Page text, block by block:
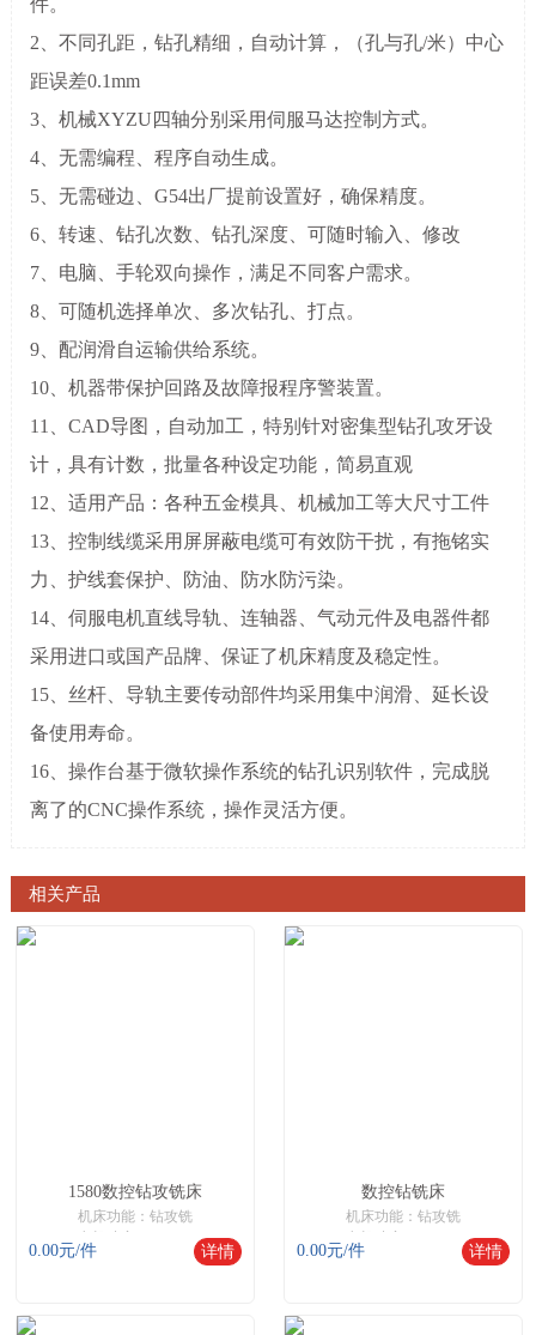
件。
2、不同孔距，钻孔精细，自动计算，（孔与孔/米）中心
距误差0.1mm
3、机械XYZU四轴分别采用伺服马达控制方式。
4、无需编程、程序自动生成。
5、无需碰边、G54出厂提前设置好，确保精度。
6、转速、钻孔次数、钻孔深度、可随时输入、修改
7、电脑、手轮双向操作，满足不同客户需求。
8、可随机选择单次、多次钻孔、打点。
9、配润滑自运输供给系统。
10、机器带保护回路及故障报程序警装置。
11、CAD导图，自动加工，特别针对密集型钻孔攻牙设
计，具有计数，批量各种设定功能，简易直观
12、适用产品：各种五金模具、机械加工等大尺寸工件
13、控制线缆采用屏屏蔽电缆可有效防干扰，有拖铭实
力、护线套保护、防油、防水防污染。
14、伺服电机直线导轨、连轴器、气动元件及电器件都
采用进口或国产品牌、保证了机床精度及稳定性。
15、丝杆、导轨主要传动部件均采用集中润滑、延长设
备使用寿命。
16、操作台基于微软操作系统的钻孔识别软件，完成脱
离了的CNC操作系统，操作灵活方便。
相关产品
1580数控钻攻铣床
机床功能：钻攻铣
电机功率：6.8KW
有效行程：600*500*400
0.00元/件 详情
数控钻铣床
机床功能：钻攻铣
电机功率：6.8KW
有效行程：600*500*400
0.00元/件 详情